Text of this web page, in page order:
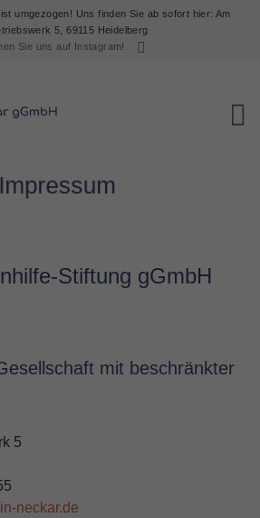
umgezogen! Uns finden Sie ab sofort hier: Am
5, 69115 Heidelberg
Sie uns auf Instagram!
Impressum
Stiftung gGmbH
mit beschränkter
5
neckar.de